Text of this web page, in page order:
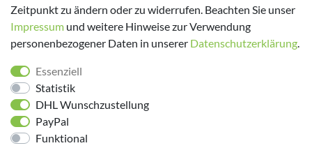
Folge uns!
Zeitpunkt zu ändern oder zu widerrufen. Beachten Sie unser
Impressum und weitere Hinweise zur Verwendung
personenbezogener Daten in unserer Daten­schutz­erklärung.
Essenziell
Statistik
DHL Wunschzustellung
PayPal
Funktional